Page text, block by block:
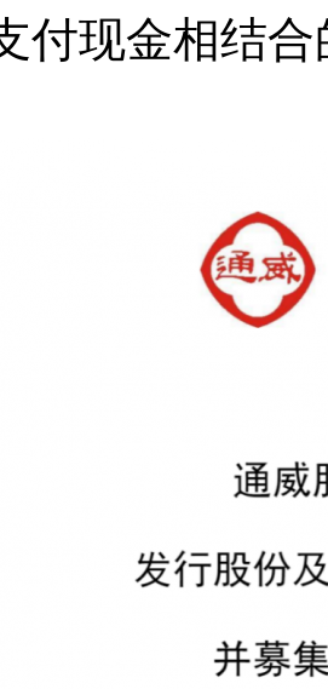
付现金相结